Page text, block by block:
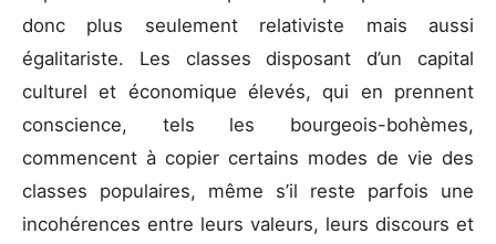
donc plus seulement relativiste mais aussi
égalitariste. Les classes disposant d’un capital
culturel et économique élevés, qui en prennent
conscience, tels les bourgeois-bohèmes,
commencent à copier certains modes de vie des
classes populaires, même s’il reste parfois une
incohérences entre leurs valeurs, leurs discours et